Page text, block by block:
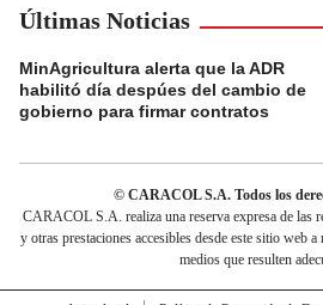
Últimas Noticias
MinAgricultura alerta que la ADR
habilitó día despúes del cambio de
gobierno para firmar contratos
© CARACOL S.A. Todos los
CARACOL S.A. realiza una reserva expresa de las
y otras prestaciones accesibles desde este sitio web
medios que resulten